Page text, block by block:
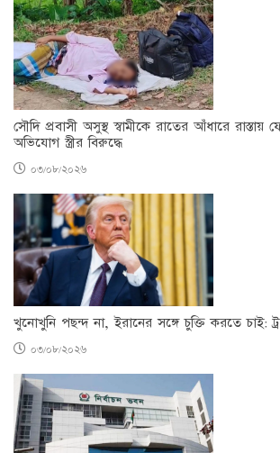
সৌদি প্রবাসী অসুস্থ স্বামীকে রাতের আঁধারে রাস্তায়
অভিযোগ স্ত্রীর বিরুদ্ধে
০৩/০৮/২০২৬
খুনোখুনি পছন্দ না, ইরানের সঙ্গে চুক্তি করতে চাই:
০৩/০৮/২০২৬